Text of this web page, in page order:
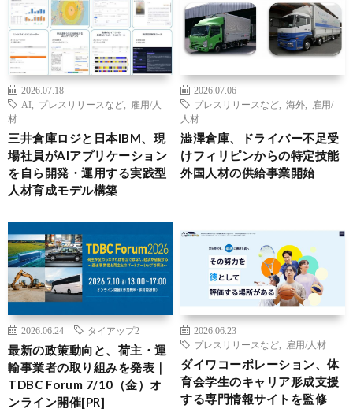
2026.07.18
AI
プレスリリースなど
雇用/人
材
三井倉庫ロジと日本IBM、現
場社員がAIアプリケーション
を自ら開発・運用する実践型
人材育成モデル構築
2026.07.06
プレスリリースなど
海外
雇用/
人材
澁澤倉庫、ドライバー不足受
けフィリピンからの特定技能
外国人材の供給事業開始
2026.06.24 タイアップ2
最新の政策動向と、荷主・運
輸事業者の取り組みを発表｜
TDBC Forum 7/10（金）オ
ンライン開催[PR]
2026.06.23
プレスリリースなど
雇用/人材
ダイワコーポレーション、体
育会学生のキャリア形成支援
する専門情報サイトを監修